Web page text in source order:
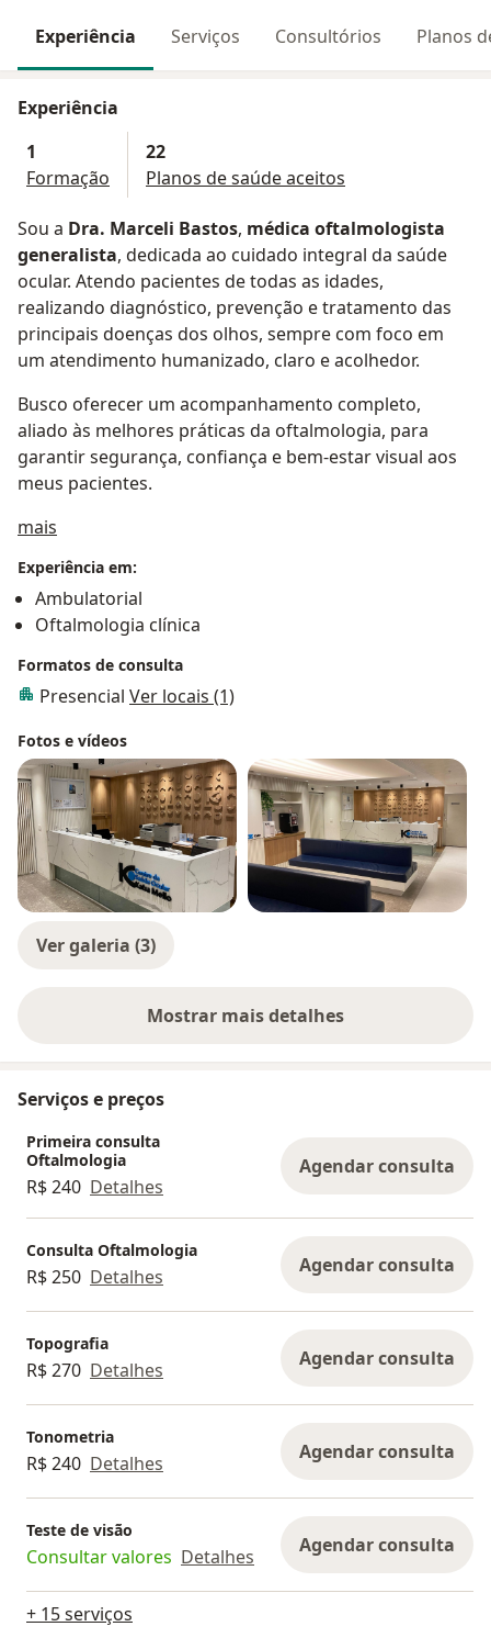
Experiência Serviços Consultórios Planos
Experiência
1
Formação
22
Planos de saúde aceitos
Sou a Dra. Marceli Bastos, médica oftalmologista
generalista, dedicada ao cuidado integral da saúde
ocular. Atendo pacientes de todas as idades,
realizando diagnóstico, prevenção e tratamento das
principais doenças dos olhos, sempre com foco em
um atendimento humanizado, claro e acolhedor.
Busco oferecer um acompanhamento completo,
aliado às melhores práticas da oftalmologia, para
garantir segurança, confiança e bem-estar visual aos
meus pacientes.
mais
Experiência em:
Ambulatorial
Oftalmologia clínica
Formatos de consulta
Presencial Ver locais (1)
Fotos e vídeos
Ver galeria (3)
Mostrar mais detalhes
sobre a experiência
Serviços e preços
Primeira consulta
Oftalmologia
R$ 240 Detalhes
Agendar consulta
Consulta Oftalmologia
R$ 250 Detalhes Agendar consulta
Topografia
R$ 270 Detalhes Agendar consulta
Tonometria
R$ 240 Detalhes Agendar consulta
Teste de visão
Consultar valores Detalhes Agendar consulta
+ 15 serviços